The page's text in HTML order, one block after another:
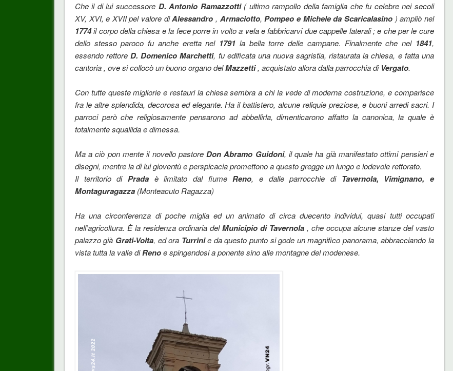
Che il di lui successore D. Antonio Ramazzotti ( ultimo rampollo della famiglia che fu celebre nei secoli
XV, XVI, e XVII pel valore diAlessandro , Armaciotto,Pompeo e Michele da Scaricalasino) ampliò nel
1774il corpo della chiesa e la fece porre in volto a vela e fabbricarvi due cappelle laterali ; e che per le cure
dello stesso paroco fu anche eretta nel 1791 la bella torre delle campane. Finalmente che nel 1841,
essendo rettoreD. Domenico Marchetti, fu edificata una nuova sagristia, ristaurata la chiesa, e fatta una
cantoria , ove si collocò un buono organo delMazzetti, acquistato allora dalla parrocchia di Vergato.
Con tutte queste migliorie e restauri la chiesa sembra a chi la vede di moderna costruzione, e comparisce
fra le altre splendida, decorosa ed elegante. Ha il battistero, alcune reliquie preziose, e buoni arredi sacri. I
parroci però che religiosamente pensarono ad abbellirla, dimenticarono affatto la canonica, la quale è
totalmente squallida e dimessa.
Ma a ciò pon mente il novello pastoreDon Abramo Guidoni, il quale ha già manifestato ottimi pensieri e
disegni, mentre la di lui gioventù e perspicacia promettono a questo gregge un lungo e lodevole rettorato.
Il territorio diPradaè limitato dal fiumeReno, e dalle parrocchie di Tavernola, Vimignano, e
Montaguragazza(Monteacuto Ragazza)
Ha una circonferenza di poche miglia ed un animato di circa duecento individui, quasi tutti occupati
nell’agricoltura. È la residenza ordinaria delMunicipio di Tavernola, che occupa alcune stanze del vasto
palazzo già Grati-Volta, ed ora Turrinie da questo punto si gode un magnifico panorama, abbracciando la
vista tutta la valle diRenoe spingendosi a ponente sino alle montagne del modenese.